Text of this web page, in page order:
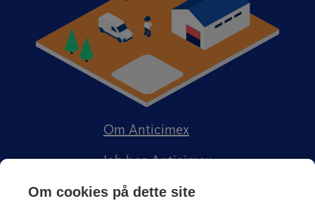
Om Anticimex
Job hos Anticimex
Om cookies på dette site